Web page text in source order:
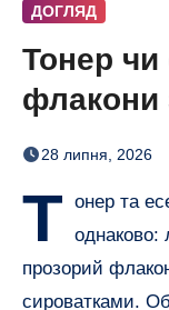
ДОГЛЯД
Тонер чи
флакони
догляді
28 липня, 2026
Т онер та
однаково:
прозорий
сироватками.